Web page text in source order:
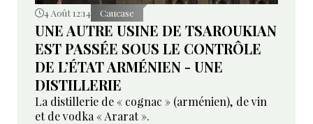
4 Août 12:14 Caucase
UNE AUTRE USINE DE TSAROUKIAN
EST PASSÉE SOUS LE CONTRÔLE
DE L’ÉTAT ARMÉNIEN - UNE
DISTILLERIE
La distillerie de « cognac » (arménien), de vin
et de vodka « Ararat ».